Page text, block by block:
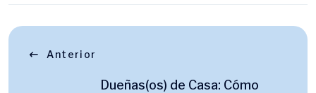
Anterior
Dueñas(os) de Casa: Cómo